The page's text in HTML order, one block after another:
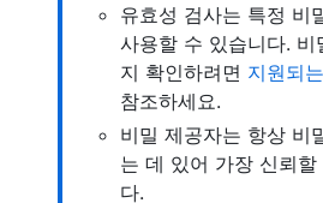
유효성 검사는 특정 비
사용할 수 있습니다. 비
지 확인하려면 지원되
참조하세요.
비밀 제공자는 항상 비
는 데 있어 가장 신뢰
다.